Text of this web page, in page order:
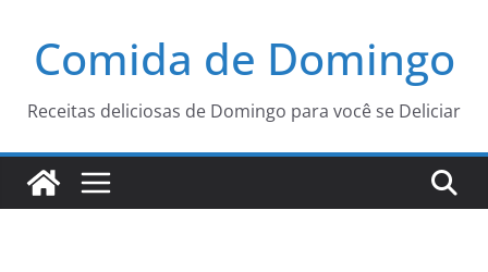
conteúdo
Comida de Domingo
Receitas deliciosas de Domingo para você se Deliciar